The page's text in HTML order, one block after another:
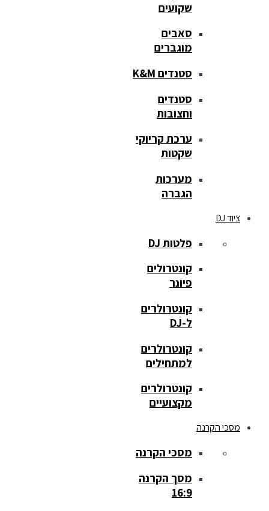
שקועים
סאבים
מוגברים
סטנדים K&M
סטנדים
וחצובות
ערכת קריוקי
שקטות
מערכות
הגברה
ציוד DJ
פלטות DJ
קונטרולים
פיונר
קונטרולרים
ל-DJ
קונטרולרים
למתחילים
קונטרולרים
מקצועיים
מסכי הקרנה
מסכי הקרנה
מסך הקרנה
16:9